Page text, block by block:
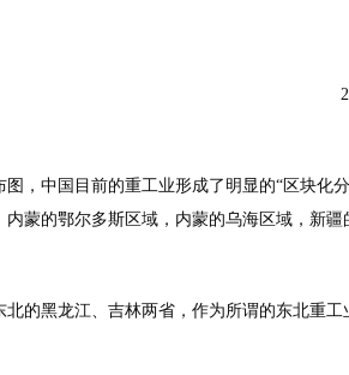
，中国目前的重工业形成了明显的“区块
蒙的鄂尔多斯区域，内蒙的乌海区域，新
北的黑龙江、吉林两省，作为所谓的东北重